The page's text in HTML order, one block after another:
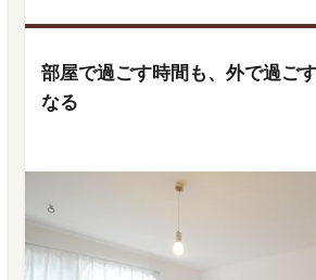
部屋で過ごす時間も、外で過ご
なる